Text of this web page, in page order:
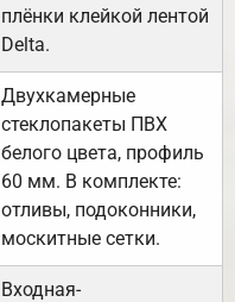
плёнки клейкой лентой
Delta.
Двухкамерные
стеклопакеты ПВХ
белого цвета, профиль
60 мм. В комплекте:
отливы, подоконники,
москитные сетки.
Входная-